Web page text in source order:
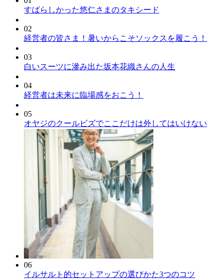
すばらしかった悠仁さまのタキシード
02
経営者の皆さま！暑いからこそソックスを履こう！
03
白いスーツに滲み出た坂本花織さんの人生
04
経営者は未来に臨場感をおこう！
05
オヤジのクールビズでここだけは外してはいけない
06
イルサルト的セットアップの選びかた3つのコツ